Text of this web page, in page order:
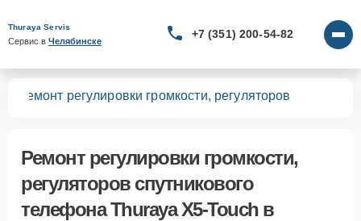
Thuraya Servis
Сервис в Челябинске
+7 (351) 200-54-82
Ремонт регулировки громкости, регуляторов
Ремонт регулировки громкости,
регуляторов спутникового
телефона Thuraya X5-Touch в